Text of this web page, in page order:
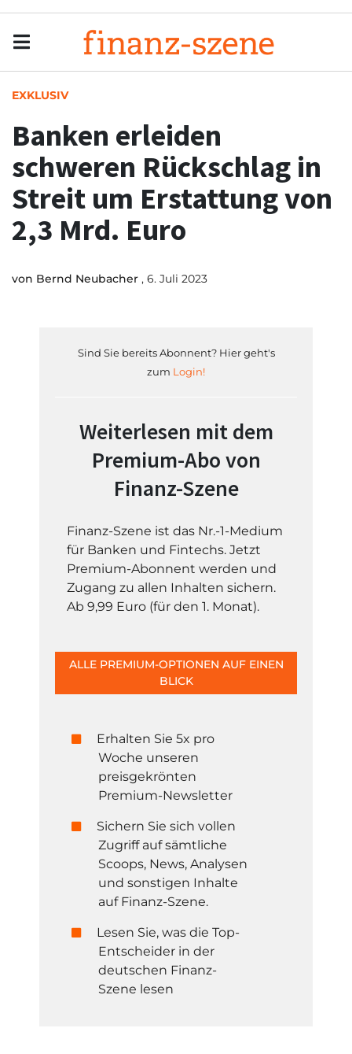
EXKLUSIV
Banken erleiden
schweren Rückschlag in
Streit um Erstattung von
2,3 Mrd. Euro
von Bernd Neubacher , 6. Juli 2023
Sind Sie bereits Abonnent? Hier geht's
zum Login!
Weiterlesen mit dem
Premium-Abo von
Finanz-Szene
Finanz-Szene ist das Nr.-1-Medium
für Banken und Fintechs. Jetzt
Premium-Abonnent werden und
Zugang zu allen Inhalten sichern.
Ab 9,99 Euro (für den 1. Monat).
ALLE PREMIUM-OPTIONEN AUF EINEN
BLICK
Erhalten Sie 5x pro
Woche unseren
preisgekrönten
Premium-Newsletter
Sichern Sie sich vollen
Zugriff auf sämtliche
Scoops, News, Analysen
und sonstigen Inhalte
auf Finanz-Szene.
Lesen Sie, was die Top-
Entscheider in der
deutschen Finanz-
Szene lesen